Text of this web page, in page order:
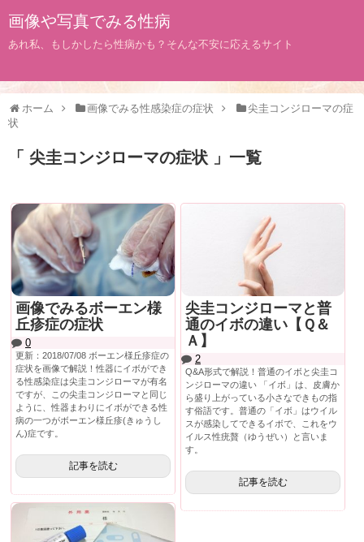
画像や写真でみる性病
あれ私、もしかしたら性病かも？そんな不安に応えるサイト
ホーム 画像でみる性感染症の症状
尖圭コンジローマの症
状
「 尖圭コンジローマの症状 」一覧
画像でみるボーエン様
丘疹症の症状
0
更新：2018/07/08 ボーエン様丘疹症の
症状を画像で解説！性器にイボができ
る性感染症は尖圭コンジローマが有名
ですが、この尖圭コンジローマと同じ
ように、性器まわりにイボができる性
病の一つがボーエン様丘疹(きゅうし
ん)症です。
記事を読む
尖圭コンジローマと普
通のイボの違い【Ｑ＆
Ａ】
2
Q&A形式で解説！普通のイボと尖圭コ
ンジローマの違い 「イボ」は、皮膚か
ら盛り上がっている小さなできもの指
す俗語です。普通の「イボ」はウイル
スが感染してできるイボで、これをウ
イルス性疣贅（ゆうぜい）と言いま
す。
記事を読む